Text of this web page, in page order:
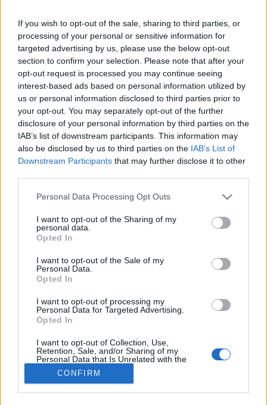
If you wish to opt-out of the sale, sharing to third parties, or
processing of your personal or sensitive information for
targeted advertising by us, please use the below opt-out
section to confirm your selection. Please note that after your
opt-out request is processed you may continue seeing
interest-based ads based on personal information utilized by
us or personal information disclosed to third parties prior to
your opt-out. You may separately opt-out of the further
disclosure of your personal information by third parties on the
IAB’s list of downstream participants. This information may
also be disclosed by us to third parties on the IAB’s List of
Downstream Participants that may further disclose it to other
Please note that this website/app uses one or more Google
not limited to your visit or usage behaviour. You may click to
grant or deny consent to Google and its third-party tags to
use your data for below specified purposes in below Google
consent section.
Personal Data Processing Opt Outs
I want to opt-out of the Sharing of my
personal data.
Opted In
I want to opt-out of the Sale of my
Personal Data.
Opted In
I want to opt-out of processing my
Personal Data for Targeted Advertising.
Opted In
I want to opt-out of Collection, Use,
Retention, Sale, and/or Sharing of my
Personal Data that Is Unrelated with the
Purposes for which it was collected.
Opted Out
CONFIRM
Betegségek A-Z
Tünet
Vizsgálat
Kezelés
Életmódváltás
Kutatás
Prevenció
Hírek
Videók
Kisállatok egészsége
#allergia #influenza
#cukorbetegség
#orvosmeteorológia#vérnyomás#stroke#rákbetegség
#pajzsmirigy#reflux#ekcéma#herpesz
Regisztráció
Fertőzés